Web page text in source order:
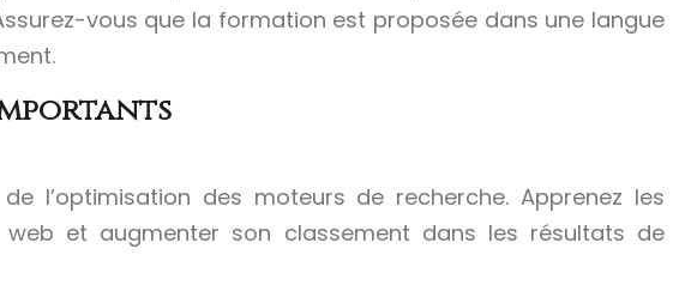
vous que la formation est proposée dans une langue
l’optimisation des moteurs de recherche. Apprenez les
et augmenter son classement dans les résultats de